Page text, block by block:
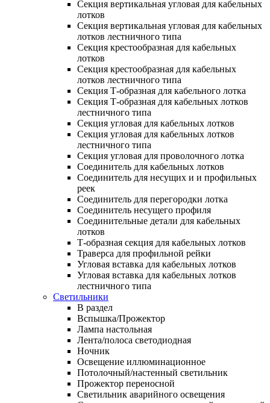
Секция вертикальная угловая для кабельных
лотков
Секция вертикальная угловая для кабельных
лотков лестничного типа
Секция крестообразная для кабельных
лотков
Секция крестообразная для кабельных
лотков лестничного типа
Секция Т-образная для кабельного лотка
Секция Т-образная для кабельных лотков
лестничного типа
Секция угловая для кабельных лотков
Секция угловая для кабельных лотков
лестничного типа
Секция угловая для проволочного лотка
Соединитель для кабельных лотков
Соединитель для несущих и и профильных
реек
Соединитель для перегородки лотка
Соединитель несущего профиля
Соединительные детали для кабельных
лотков
Т-образная секция для кабельных лотков
Траверса для профильной рейки
Угловая вставка для кабельных лотков
Угловая вставка для кабельных лотков
лестничного типа
Светильники
В раздел
Вспышка/Прожектор
Лампа настольная
Лента/полоса светодиодная
Ночник
Освещение иллюминационное
Потолочный/настенный светильник
Прожектор переносной
Светильник аварийного освещения